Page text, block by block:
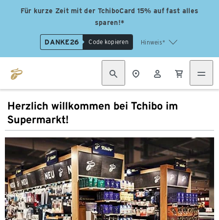
Für kurze Zeit mit der TchiboCard 15% auf fast alles
sparen!*
DANKE26 Code kopieren Hinweis*
Herzlich willkommen bei Tchibo im
Supermarkt!